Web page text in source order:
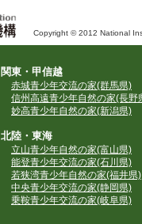
Copyright © 2012 National
関東・甲信越
赤城青少年交流の家(群馬県)
信州高遠青少年自然の家(長野
妙高青少年自然の家(新潟県)
北陸・東海
立山青少年自然の家(富山県)
能登青少年交流の家(石川県)
若狭湾青少年自然の家(福井県)
中央青少年交流の家(静岡県)
乗鞍青少年交流の家(岐阜県)